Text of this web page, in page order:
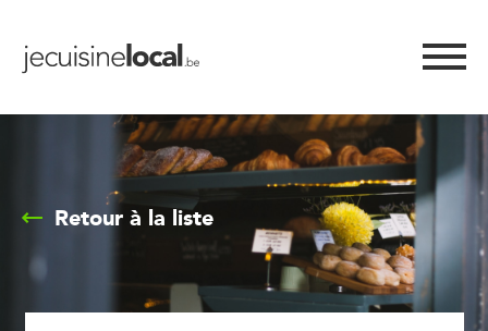
Retour à la liste